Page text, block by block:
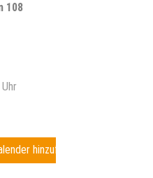
108
Uhr
hinzufügen